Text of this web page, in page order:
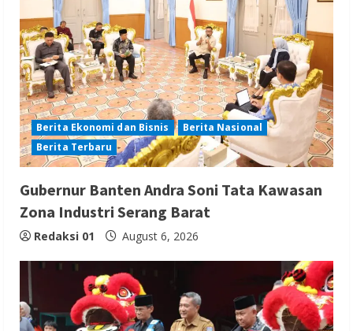
Berita Ekonomi dan Bisnis
Berita Nasional
Berita Terbaru
Gubernur Banten Andra Soni Tata Kawasan
Zona Industri Serang Barat
Redaksi 01 August 6, 2026